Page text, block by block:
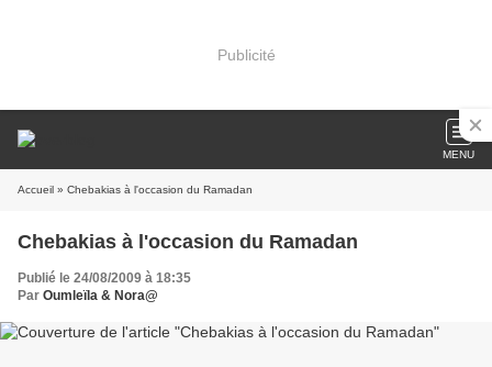
Publicité
MENU
Accueil » Chebakias à l'occasion du Ramadan
Chebakias à l'occasion du Ramadan
Publié le 24/08/2009 à 18:35
Par Oumleïla & Nora@